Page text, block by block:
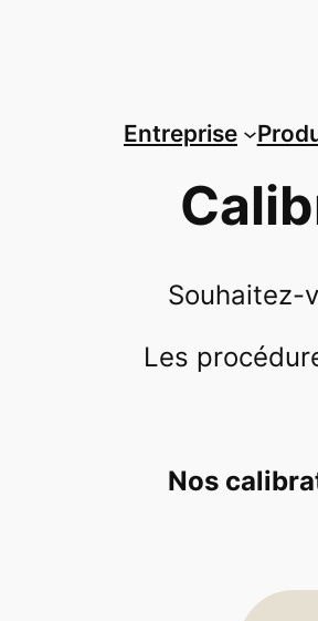
Entreprise
Souhaitez-
Les
Nos